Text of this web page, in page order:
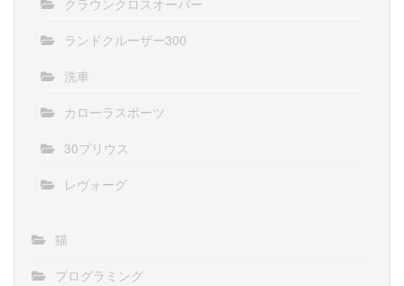
クラウンクロスオーバー
ランドクルーザー300
洗車
カローラスポーツ
30プリウス
レヴォーグ
猫
プログラミング